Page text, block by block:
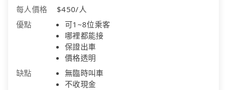
每人價格
$450/人
優點
可1~8位乘客
哪裡都能接
保證出車
價格透明
缺點
無臨時叫車
不收現金